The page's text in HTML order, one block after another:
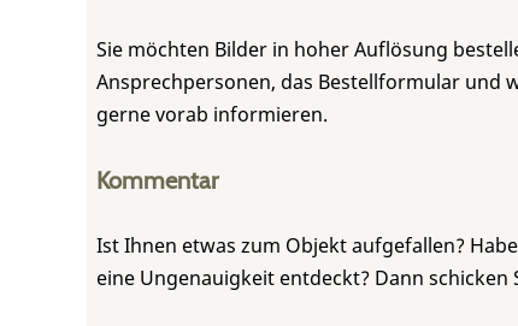
Sie möchten Bilder in hoher Auflösung
Ansprechpersonen, das Bestellformular und
gerne vorab informieren.
Kommentar
Ist Ihnen etwas zum Objekt aufgefallen?
eine Ungenauigkeit entdeckt? Dann schicken